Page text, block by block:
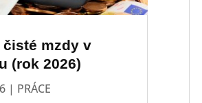
čisté mzdy v
(rok 2026)
| PRÁCE